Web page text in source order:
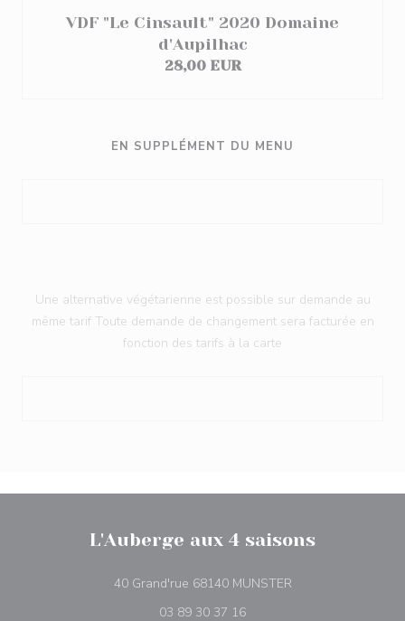
VDF "Le Cinsault" 2020 Domaine
d'Aupilhac
28,00 EUR
EN SUPPLÉMENT DU MENU
Une alternative végétarienne est possible sur demande au
même tarif Toute demande de changement sera facturée en
fonction des tarifs à la carte
L'Auberge aux 4 saisons
40 Grand'rue 68140 MUNSTER((apre una nuova
03 89 30 37 16